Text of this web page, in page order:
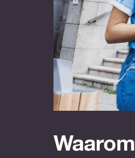
Waarom